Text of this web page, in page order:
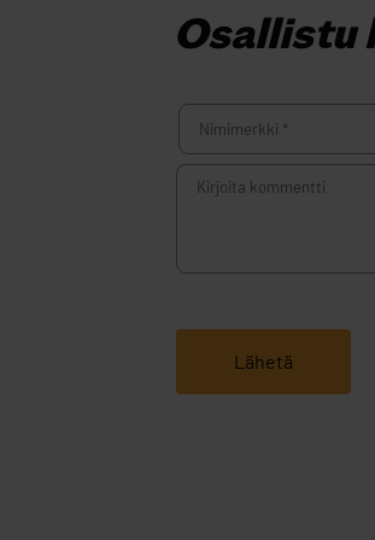
Osallistu
Lähetä